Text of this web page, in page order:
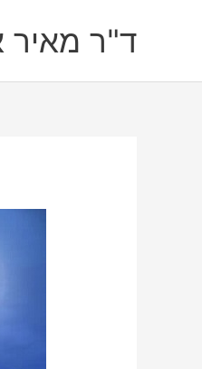
ד"ר מאיר